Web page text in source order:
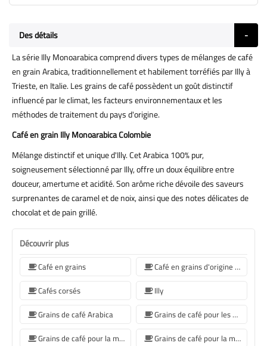
Des détails
La série Illy Monoarabica comprend divers types de mélanges de café
en grain Arabica, traditionnellement et habilement torréfiés par Illy à
Trieste, en Italie. Les grains de café possèdent un goût distinctif
influencé par le climat, les facteurs environnementaux et les
méthodes de traitement du pays d'origine.
Café en grain Illy Monoarabica Colombie
Mélange distinctif et unique d'Illy. Cet Arabica 100% pur,
soigneusement sélectionné par Illy, offre un doux équilibre entre
douceur, amertume et acidité. Son arôme riche dévoile des saveurs
surprenantes de caramel et de noix, ainsi que des notes délicates de
chocolat et de pain grillé.
Découvrir plus
Café en grains
Café en grains d'origine unique
Cafés corsés
Illy
Grains de café Arabica
Grains de café pour les machines à café Sage
Grains de café pour la machine à café Jura
Grains de café pour la machine à café De'Longhi